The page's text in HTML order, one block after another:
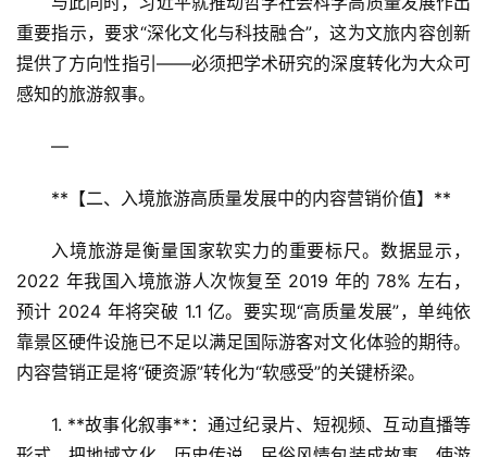
重要指示，要求“深化文化与科技融合”，这为文旅内容创新
提供了方向性指引——必须把学术研究的深度转化为大众可
感知的旅游叙事。
—
**【二、入境旅游高质量发展中的内容营销价值】**
入境旅游是衡量国家软实力的重要标尺。数据显示，
2022 年我国入境旅游人次恢复至 2019 年的 78% 左右，
预计 2024 年将突破 1.1 亿。要实现“高质量发展”，单纯依
靠景区硬件设施已不足以满足国际游客对文化体验的期待。
内容营销正是将“硬资源”转化为“软感受”的关键桥梁。
1. **故事化叙事**：通过纪录片、短视频、互动直播等